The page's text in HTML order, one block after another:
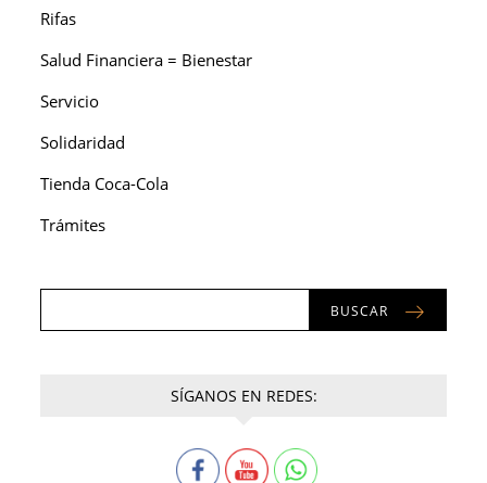
Rifas
Salud Financiera = Bienestar
Servicio
Solidaridad
Tienda Coca-Cola
Trámites
BUSCAR
SÍGANOS EN REDES: